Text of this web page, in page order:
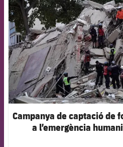
Campanya de captació de
a l’emergència